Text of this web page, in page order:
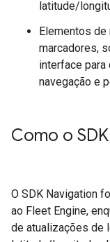
latitude/
Elementos
marcadores,
interface
navegação e
Como o
O SDK Navigation
ao Fleet Engine,
de atualizações de